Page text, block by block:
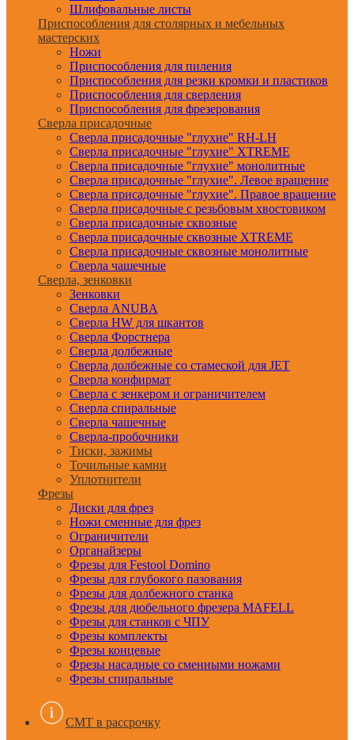
Шлифовальные листы
Приспособления для столярных и мебельных
мастерских
Ножи
Приспособления для пиления
Приспособления для резки кромки и пластиков
Приспособления для сверления
Приспособления для фрезерования
Сверла присадочные
Сверла присадочные "глухие" RH-LH
Сверла присадочные "глухие" XTREME
Сверла присадочные "глухие" монолитные
Сверла присадочные "глухие". Левое вращение
Сверла присадочные "глухие". Правое вращение
Сверла присадочные с резьбовым хвостовиком
Сверла присадочные сквозные
Сверла присадочные сквозные XTREME
Сверла присадочные сквозные монолитные
Сверла чашечные
Сверла, зенковки
Зенковки
Сверла ANUBA
Сверла HW для шкантов
Сверла Форстнера
Сверла долбежные
Сверла долбежные со стамеской для JET
Сверла конфирмат
Сверла с зенкером и ограничителем
Сверла спиральные
Сверла чашечные
Сверла-пробочники
Тиски, зажимы
Точильные камни
Уплотнители
Фрезы
Диски для фрез
Ножи сменные для фрез
Ограничители
Органайзеры
Фрезы для Festool Domino
Фрезы для глубокого пазования
Фрезы для долбежного станка
Фрезы для дюбельного фрезера MAFELL
Фрезы для станков с ЧПУ
Фрезы комплекты
Фрезы концевые
Фрезы насадные со сменными ножами
Фрезы спиральные
CMT в рассрочку